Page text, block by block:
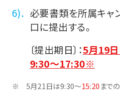
必要書類を所属キャ
口に提出する。
〔提出期日〕：5月19
9:30～17:30※
5月21日は9:30～15:20まで